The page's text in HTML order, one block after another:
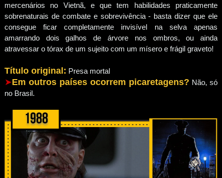
mercenários no Vietnã, e que tem habilidades praticamente
sobrenaturais de combate e sobrevivência - basta dizer que ele
consegue ficar completamente invisível na selva apenas
amarrando dois galhos de árvore nos ombros, ou ainda
atravessar o tórax de um sujeito com um mísero e frágil graveto!
Título original: Presa mortal
➤Em outros países ocorrem picaretagens? Não, só
no Brasil.